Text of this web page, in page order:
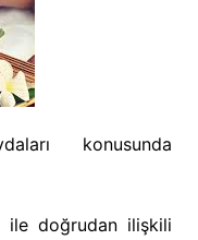
konusunda
ile doğrudan ilişkili